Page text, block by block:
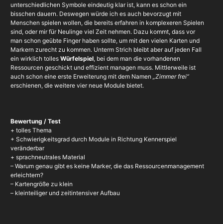
unterschiedlichen Symbole eindeutig klar ist, kann es schon ein
bisschen dauern. Deswegen würde ich es auch bevorzugt mit
Menschen spielen wollen, die bereits erfahren in komplexeren Spielen
sind, oder mir für Neulinge viel Zeit nehmen. Dazu kommt, dass vor
man schon geübte Finger haben sollte, um mit den vielen Karten und
Markern zurecht zu kommen. Unterm Strich bleibt aber auf jeden Fall
ein wirklich tolles Würfelspiel, bei dem man die vorhandenen
Ressourcen geschickt und effizient managen muss. Mittlerweile ist
auch schon eine erste Erweiterung mit dem Namen „Zimmer frei“
erschienen, die weitere vier neue Module bietet.
Bewertung / Test
+ tolles Thema
+ Schwierigkeitsgrad durch Module in Richtung Kennerspiel
veränderbar
+ sprachneutrales Material
– Warum genau gibt es keine Marker, die das Ressourcenmanagement
erleichtern?
– Kartengröße zu klein
– kleinteiliger und zeitintensiver Aufbau